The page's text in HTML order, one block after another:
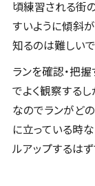
頃練習される街
すいように傾斜
知るのは難しいで
ランを確認・把
でよく観察する
なのでランがど
に立っている時
ルアップするはず